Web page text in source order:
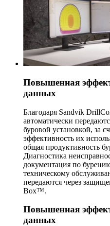
Повышенная
данных
Благодаря Sandvik
автоматически
буровой установкой, за
эффективность их
общая продуктивность
Диагностика
документация по
техническому
передаются через
Box™.
Повышенная
данных